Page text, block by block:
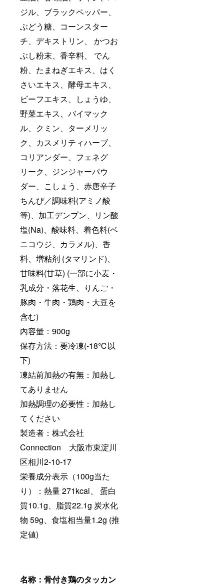
ジル、ブラックペッパー、
ぶどう糖、コーンスター
チ、デキストリン、 かつお
ぶし粉末、香辛料、 でん
粉、たまねぎエキス、はく
さいエキス、酵母エキス、
ビーフエキス、しょうゆ、
野菜エキス、バイマック
ル、クミン、ターメリッ
ク、カスメリティハーブ、
コリアンダー、フェネグ
リーク、ジンジャーパウ
ダー、こしょう、赤唐辛子
ちんぴ／調味料(アミノ酸
等)、加工デンプン、リン酸
塩(Na)、酸味料、着色料(ベ
ニコウジ、カラメル)、香
料、増粘剤 (タマリンド)、
甘味料(甘草) (一部に小麦・
乳成分・落花生、りんご・
豚肉・牛肉・鶏肉・大豆を
含む)
內容量：900g
保存方法：要冷凍(-18℃以
下)
凍結前加熱の有無：加熱し
てありません
加熱調理の必要性：加熱し
てください
製造者：株式会社
Connection 大阪市東淀川
区相川2-10-17
栄養成分表示（100g当た
り）：熱量 271kcal、 蛋白
質10.1g、脂質22.1g 炭水化
物 59g、食塩相当量1.2g (推
定値)
名称：骨付き鶏のタッカン